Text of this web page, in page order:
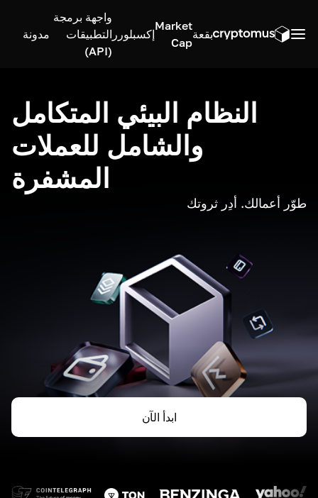
بقعة
Market
Cap
إكسبلورر
واجهة برمجة
التطبيقات
(API)
مدونة
النظام البيئي المتكامل
والشامل للعملات
المشفرة
طوّر أعمالك. أدِر ثروتك
ابدأ الآن